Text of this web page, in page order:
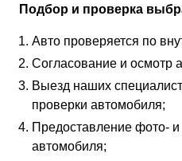
Подбор и проверка
Авто проверяется по
Согласование и осмотр
Выезд наших
проверки автомобиля;
Предоставление фото- и
автомобиля;